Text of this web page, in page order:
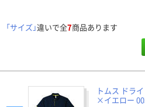
「サイズ」違いで全7商品あります
トムス ドラ
×イエロー